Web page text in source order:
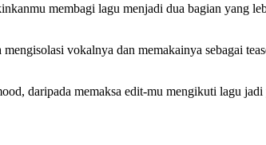
membagi lagu menjadi dua bagian yang
vokalnya dan memakainya sebagai
daripada memaksa edit-mu mengikuti lagu